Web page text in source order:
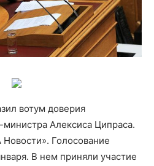
вотум доверия
Алексиса Ципраса.
Голосование
В нем приняли участие